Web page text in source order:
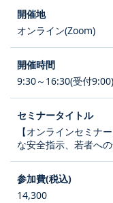
オンライン(Zoom)
9:30～16:30(受付9:00)
【オンラインセミナ
な安全指示、若者へ
14,300